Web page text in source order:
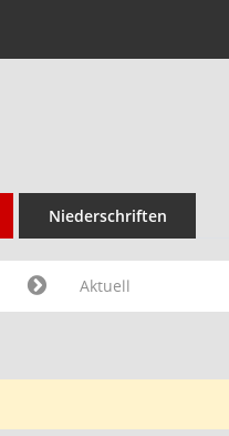
Niederschriften
Aktuell